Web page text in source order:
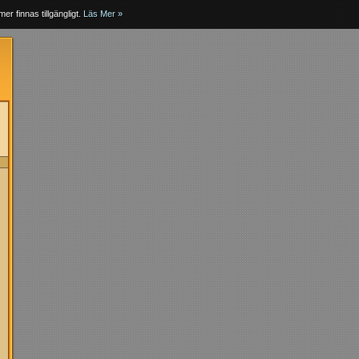
finnas tillgängligt. Läs Mer »